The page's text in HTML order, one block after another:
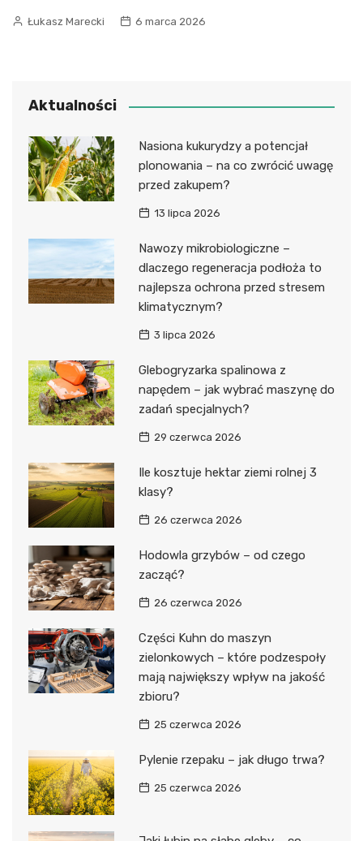
Łukasz Marecki 6 marca 2026
Aktualności
Nasiona kukurydzy a potencjał
plonowania – na co zwrócić uwagę
przed zakupem?
13 lipca 2026
Nawozy mikrobiologiczne –
dlaczego regeneracja podłoża to
najlepsza ochrona przed stresem
klimatycznym?
3 lipca 2026
Glebogryzarka spalinowa z
napędem – jak wybrać maszynę do
zadań specjalnych?
29 czerwca 2026
Ile kosztuje hektar ziemi rolnej 3
klasy?
26 czerwca 2026
Hodowla grzybów – od czego
zacząć?
26 czerwca 2026
Części Kuhn do maszyn
zielonkowych – które podzespoły
mają największy wpływ na jakość
zbioru?
25 czerwca 2026
Pylenie rzepaku – jak długo trwa?
25 czerwca 2026